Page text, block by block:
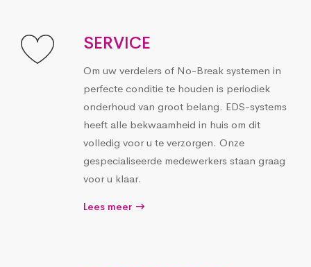
SERVICE
Om uw verdelers of No-Break systemen in
perfecte conditie te houden is periodiek
onderhoud van groot belang. EDS-systems
heeft alle bekwaamheid in huis om dit
volledig voor u te verzorgen. Onze
gespecialiseerde medewerkers staan graag
voor u klaar.
Lees meer